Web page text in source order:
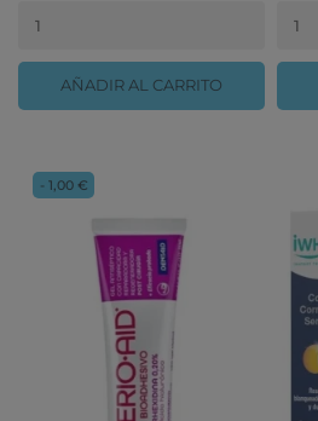
AÑADIR AL CARRITO
- 1,00 €